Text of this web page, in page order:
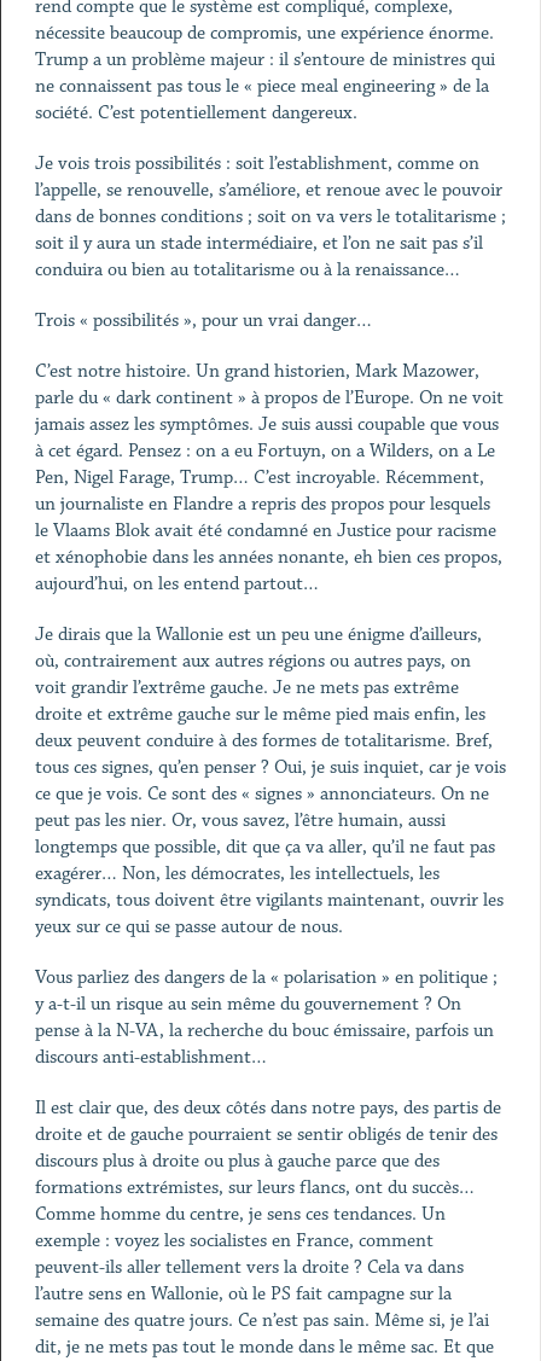
rend compte que le système est compliqué, complexe,
nécessite beaucoup de compromis, une expérience énorme.
Trump a un problème majeur : il s’entoure de ministres qui
ne connaissent pas tous le « piece meal engineering » de la
société. C’est potentiellement dangereux.
Je vois trois possibilités : soit l’establishment, comme on
l’appelle, se renouvelle, s’améliore, et renoue avec le pouvoir
dans de bonnes conditions ; soit on va vers le totalitarisme ;
soit il y aura un stade intermédiaire, et l’on ne sait pas s’il
conduira ou bien au totalitarisme ou à la renaissance…
Trois « possibilités », pour un vrai danger…
C’est notre histoire. Un grand historien, Mark Mazower,
parle du « dark continent » à propos de l’Europe. On ne voit
jamais assez les symptômes. Je suis aussi coupable que vous
à cet égard. Pensez : on a eu Fortuyn, on a Wilders, on a Le
Pen, Nigel Farage, Trump… C’est incroyable. Récemment,
un journaliste en Flandre a repris des propos pour lesquels
le Vlaams Blok avait été condamné en Justice pour racisme
et xénophobie dans les années nonante, eh bien ces propos,
aujourd’hui, on les entend partout…
Je dirais que la Wallonie est un peu une énigme d’ailleurs,
où, contrairement aux autres régions ou autres pays, on
voit grandir l’extrême gauche. Je ne mets pas extrême
droite et extrême gauche sur le même pied mais enfin, les
deux peuvent conduire à des formes de totalitarisme. Bref,
tous ces signes, qu’en penser ? Oui, je suis inquiet, car je vois
ce que je vois. Ce sont des « signes » annonciateurs. On ne
peut pas les nier. Or, vous savez, l’être humain, aussi
longtemps que possible, dit que ça va aller, qu’il ne faut pas
exagérer… Non, les démocrates, les intellectuels, les
syndicats, tous doivent être vigilants maintenant, ouvrir les
yeux sur ce qui se passe autour de nous.
Vous parliez des dangers de la « polarisation » en politique ;
y a-t-il un risque au sein même du gouvernement ? On
pense à la N-VA, la recherche du bouc émissaire, parfois un
discours anti-establishment…
Il est clair que, des deux côtés dans notre pays, des partis de
droite et de gauche pourraient se sentir obligés de tenir des
discours plus à droite ou plus à gauche parce que des
formations extrémistes, sur leurs flancs, ont du succès…
Comme homme du centre, je sens ces tendances. Un
exemple : voyez les socialistes en France, comment
peuvent-ils aller tellement vers la droite ? Cela va dans
l’autre sens en Wallonie, où le PS fait campagne sur la
semaine des quatre jours. Ce n’est pas sain. Même si, je l’ai
dit, je ne mets pas tout le monde dans le même sac. Et que